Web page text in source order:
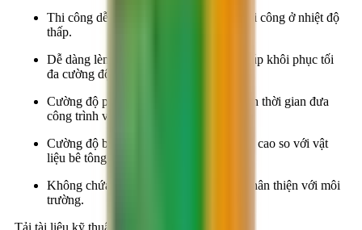
Thi công dễ dàng, đơn giản, cho phép thi công ở nhiệt độ
thấp.
Dễ dàng lèn đầy vào các vết nứt nhỏ, giúp khôi phục tối
đa cường độ ban đầu.
Cường độ phát triển nhanh, giúp rút ngắn thời gian đưa
công trình vào sử dụng.
Cường độ bám dính và cường độ kéo rất cao so với vật
liệu bê tông.
Không chứa dung môi, không độc hại, thân thiện với môi
trường.
Tải tài liệu kỹ thuật